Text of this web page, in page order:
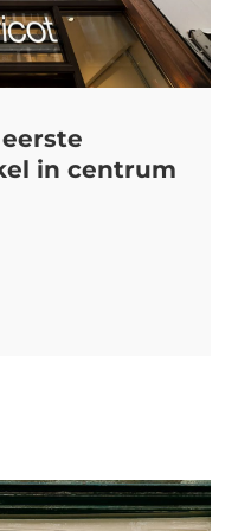
in centrum